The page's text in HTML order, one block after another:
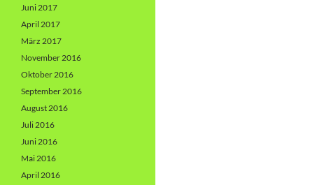
Juni 2017
April 2017
März 2017
November 2016
Oktober 2016
September 2016
August 2016
Juli 2016
Juni 2016
Mai 2016
April 2016